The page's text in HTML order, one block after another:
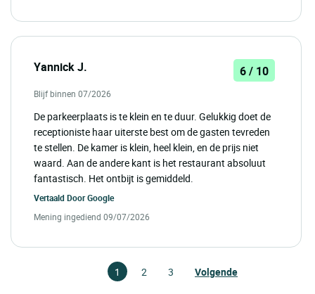
Yannick J. 6 / 10
Blijf binnen 07/2026
De parkeerplaats is te klein en te duur. Gelukkig doet de
receptioniste haar uiterste best om de gasten tevreden
te stellen. De kamer is klein, heel klein, en de prijs niet
waard. Aan de andere kant is het restaurant absoluut
fantastisch. Het ontbijt is gemiddeld.
Vertaald DoorGoogle
Mening ingediend 09/07/2026
1 2 3 Volgende